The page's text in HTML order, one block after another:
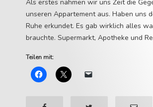
Als erstes nahmen wir uns Zeit die
unseren Appartement aus. Haben uns
Ruhe erkundet. Es gab wirklich alles
brauchte. Supermarkt, Apotheke und
Teilen mit: